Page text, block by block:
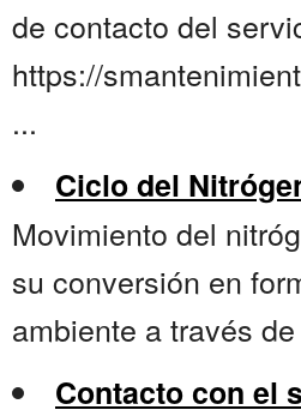
de contacto del
https://
...
Ciclo del
Movimiento del
su conversión en
ambiente a través
Contacto con el